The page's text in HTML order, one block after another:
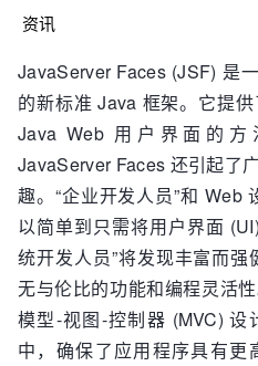
资讯
JavaServer Faces (JSF) 是
的新标准 Java 框架。它提
Java Web 用户界面的
JavaServer Faces 还引起了
趣。“企业开发人员”和 Web
以简单到只需将用户界面
统开发人员”将发现丰富而
无与伦比的功能和编程灵活
模型-视图-控制器 (MVC)
中，确保了应用程序具有